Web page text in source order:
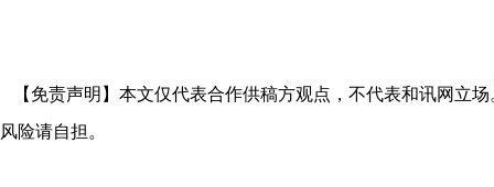
【免责声明】本文仅代表合作供稿方观点，不代表和讯网立
风险请自担。